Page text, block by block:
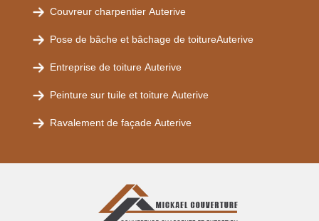
Couvreur charpentier Auterive
Pose de bâche et bâchage de toitureAuterive
Entreprise de toiture Auterive
Peinture sur tuile et toiture Auterive
Ravalement de façade Auterive